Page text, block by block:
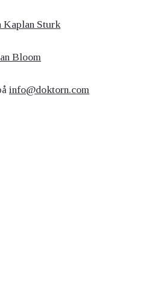
Kaplan Sturk
Bloom
info@doktorn.com